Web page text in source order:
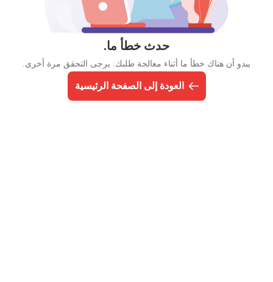
حدث خطأ ما.
يبدو أن هناك خطأ ما أثناء معالجة طلبك. يرجى التحقق مرة أخرى.
العودة إلى الصفحة الرئيسية